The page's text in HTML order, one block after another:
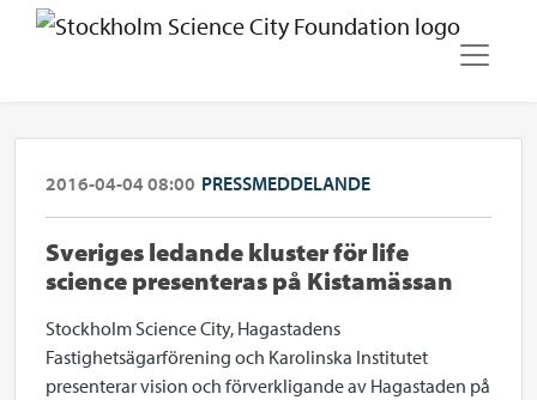
2016-04-04 08:00 PRESSMEDDELANDE
​Sveriges ledande kluster för life
science presenteras på Kistamässan
Stockholm Science City, Hagastadens
Fastighetsägarförening och Karolinska Institutet
presenterar vision och förverkligande av Hagastaden på